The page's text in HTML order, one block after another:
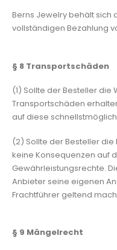
Berns Jewelry behält sich
vollständigen Bezahlung
§ 8 Transportschäden
(1) Sollte der Besteller
Transportschäden
auf diese
(2) Sollte der Besteller
keine Konsequenzen auf
Gewährleistungsrechte.
Anbieter seine eigenen
Frachtführer geltend
§ 9 Mängelrecht